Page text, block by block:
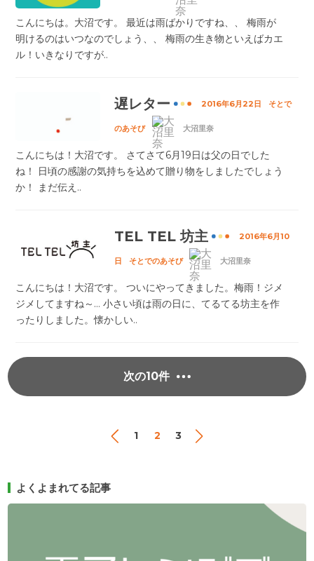
こんにちは。大沼です。 最近は雨ばかりですね、、 梅雨が
明けるのはいつなのでしょう、、 梅雨の生き物といえばカエ
ル！いきなりですが..
遅レター 2016年6月22日 そとで
のあそび 大沼里奈
こんにちは！大沼です。 さてさて6月19日は父の日でした
ね！ 日頃の感謝の気持ちを込めて贈り物をしましたでしょう
か！ まだ伝え..
TEL TEL 坊主 2016年6月10
日 そとでのあそび 大沼里奈
こんにちは！大沼です。 ついにやってきました。梅雨！ジメ
ジメしてますね～… 小さい頃は雨の日に、てるてる坊主を作
ったりしました。懐かしい..
次の10件
1 2 3
よくよまれてる記事